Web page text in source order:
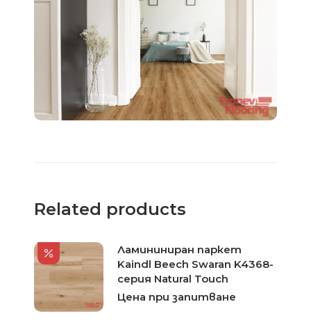
Related products
Ламининиран паркет
Kaindl Beech Swaran K4368-
серия Natural Touch
Цена при запитване